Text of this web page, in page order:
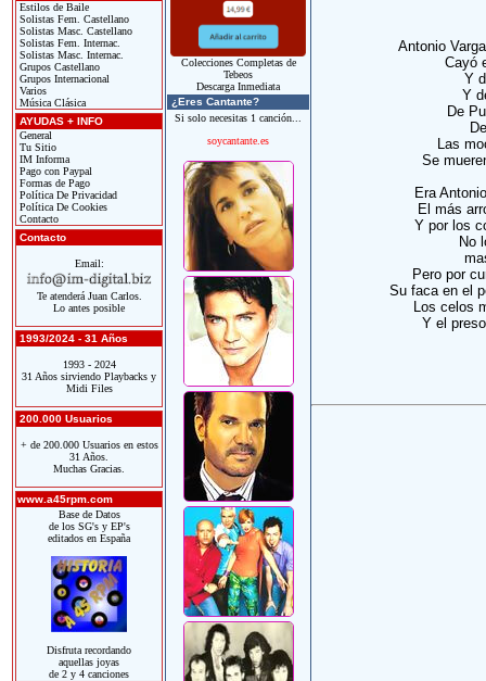
Estilos de Baile
Solistas Fem. Castellano
Solistas Masc. Castellano
Solistas Fem. Internac.
Solistas Masc. Internac.
Grupos Castellano
Grupos Internacional
Varios
Música Clásica
AYUDAS + INFO
General
Tu Sitio
IM Informa
Pago con Paypal
Formas de Pago
Política De Privacidad
Política De Cookies
Contacto
Contacto
Email:
Te atenderá Juan Carlos.
Lo antes posible
1993/2024 - 31 Años
1993 - 2024
31 Años sirviendo Playbacks y
Midi Files
200.000 Usuarios
+ de 200.000 Usuarios en estos
31 Años.
Muchas Gracias.
www.a45rpm.com
Base de Datos
de los SG's y EP's
editados en España
Disfruta recordando
aquellas joyas
de 2 y 4 canciones
Colecciones Completas de
Tebeos
Descarga Inmediata
¿Eres Cantante?
Si solo necesitas 1 canción...
soycantante.es
Antonio
Cayó
Y
Y
De
Las
Se
Era
El más
Y por los
No
Pero por
Su faca en el
Los celos
Y el